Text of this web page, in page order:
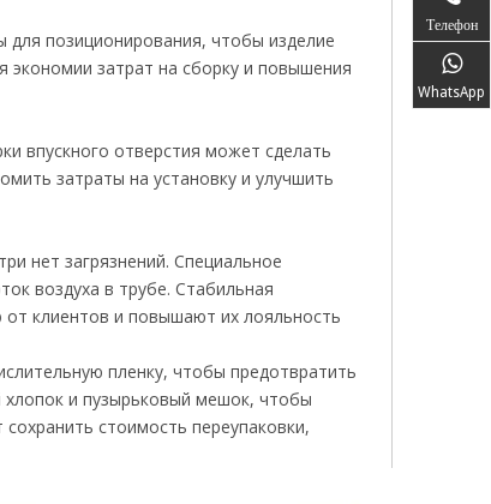
для позиционирования, чтобы изделие
экономии затрат на сборку и повышения
впускного отверстия может сделать
затраты на установку и улучшить
нет загрязнений. Специальное
воздуха в трубе. Стабильная
клиентов и повышают их лояльность
пленку, чтобы предотвратить
хлопок и пузырьковый мешок, чтобы
стоимость переупаковки,
Телефон
WhatsApp